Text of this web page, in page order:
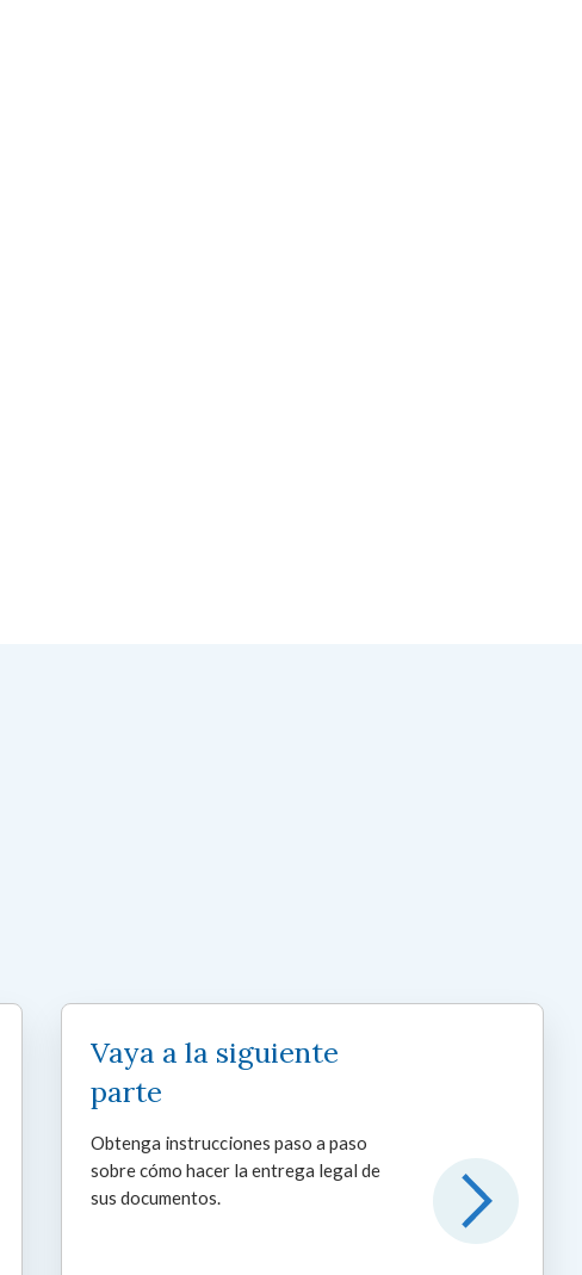
Vaya a la siguiente
parte
Obtenga instrucciones paso a paso
sobre cómo hacer la entrega legal de
sus documentos.